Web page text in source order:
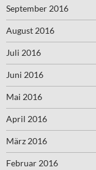
September 2016
August 2016
Juli 2016
Juni 2016
Mai 2016
April 2016
März 2016
Februar 2016